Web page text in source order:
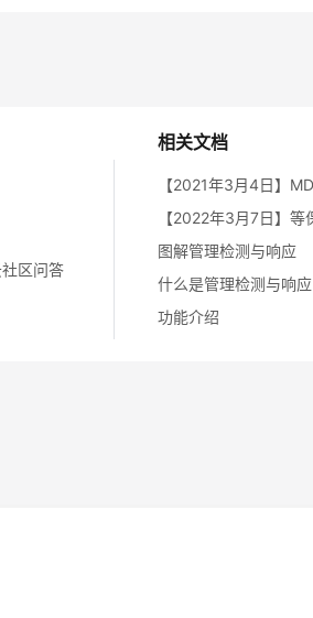
相关文档
【2022年3月7日】
图解管理检测与响应
什么是管理检测与响应
功能介绍
区问答